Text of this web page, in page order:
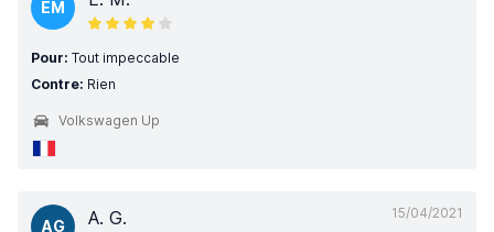
EM
Pour: Tout impeccable
Contre: Rien
Volkswagen Up
15/04/2021
AG A. G.